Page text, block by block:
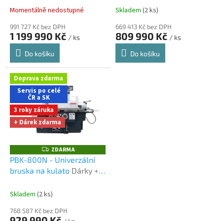
shopu
Momentálně nedostupné
991 727 Kč bez DPH
1 199 990 Kč / ks
Do košíku
nákupu na e-shopu
Skladem (2 ks)
669 413 Kč bez DPH
809 990 Kč / ks
Do košíku
Doprava zdarma
Servis po celé
ČR a SK
3 roky záruka
+ Dárek zdarma
Z
D
A
R
ZDARMA
PBK-800N - Univerzální
bruska na kulato Dárky +
nákupu na e-shopu
Skladem (2 ks)
768 587 Kč bez DPH